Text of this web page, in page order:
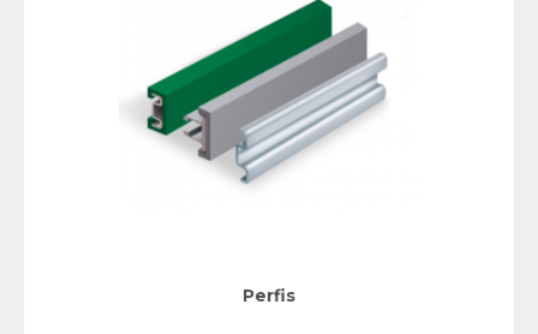
Perfis